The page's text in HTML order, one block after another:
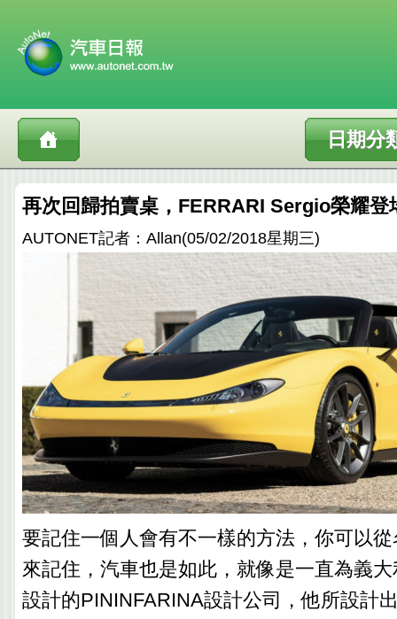
日期分
再次回歸拍賣桌，FERRARI Sergio榮耀登
AUTONET記者：Allan(05/02/2018星期三)
要記住一個人會有不一樣的方法，你可以
來記住，汽車也是如此，就像是一直為義
設計的PININFARINA設計公司，他所設計